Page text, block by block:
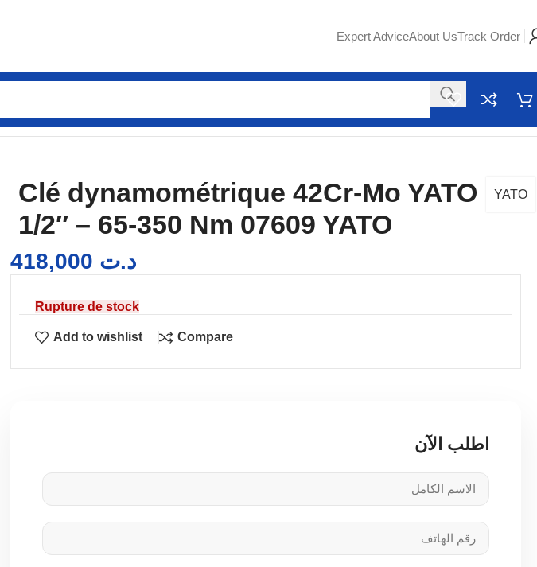
Expert AdviceAbout UsTrack Order
65-350 Nm 07609 YATO
Clé dynamométrique 42Cr-Mo YATO
1/2″ – 65-350 Nm 07609 YATO
YATO
د.ت
Rupture de stock
Add to wishlist Compare
اطلب الآن